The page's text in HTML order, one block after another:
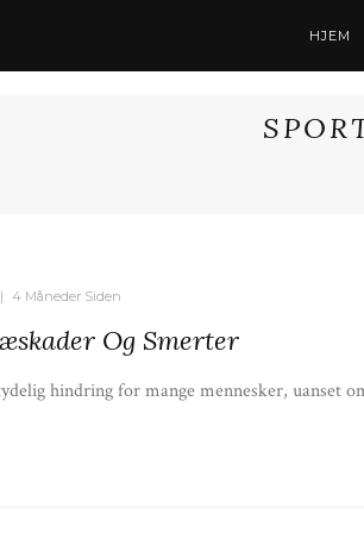
HJEM
4 Måneder Siden
Og Smerter
hindring for mange mennesker, uanset
Velvære